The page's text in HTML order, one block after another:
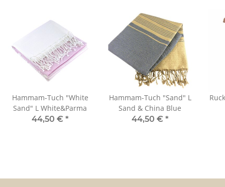
Hammam-Tuch "White
Sand" L White&Parma
44,50 € *
Hammam-Tuch "Sand" L
Sand & China Blue
44,50 € *